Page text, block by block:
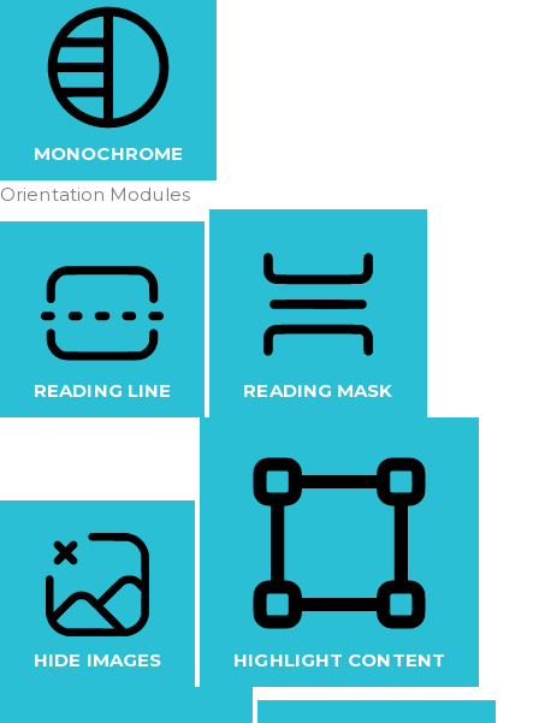
MONOCHROME
Orientation Modules
READING LINE READING MASK
HIDE IMAGES HIGHLIGHT CONTENT